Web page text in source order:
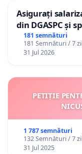
Asigurați
din DGASPC și
181 semnături
181 Semnături / 7
31 Jul 2026
PETIȚIE
1 787 semnături
132 Semnături / 7
31 Jul 2025